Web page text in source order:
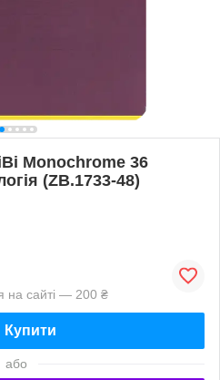
Monochrome 36
(ZB.1733-48)
на сайті — 200 ₴
Купити
або